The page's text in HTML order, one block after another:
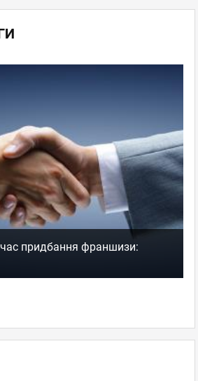
придбання франшизи: